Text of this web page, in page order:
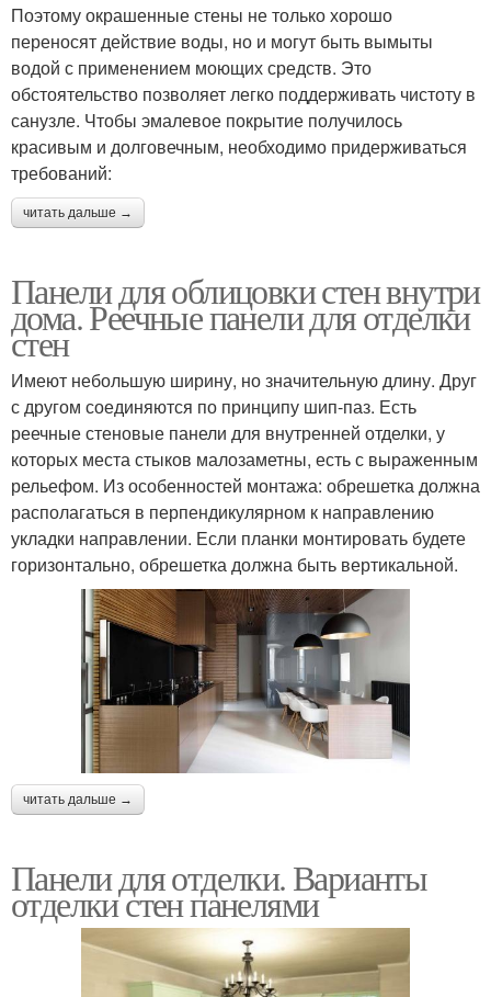
Поэтому окрашенные стены не только хорошо
переносят действие воды, но и могут быть вымыты
водой с применением моющих средств. Это
обстоятельство позволяет легко поддерживать чистоту в
санузле. Чтобы эмалевое покрытие получилось
красивым и долговечным, необходимо придерживаться
требований:
читать дальше →
Панели для облицовки стен внутри
дома. Реечные панели для отделки
стен
Имеют небольшую ширину, но значительную длину. Друг
с другом соединяются по принципу шип-паз. Есть
реечные стеновые панели для внутренней отделки, у
которых места стыков малозаметны, есть с выраженным
рельефом. Из особенностей монтажа: обрешетка должна
располагаться в перпендикулярном к направлению
укладки направлении. Если планки монтировать будете
горизонтально, обрешетка должна быть вертикальной.
читать дальше →
Панели для отделки. Варианты
отделки стен панелями